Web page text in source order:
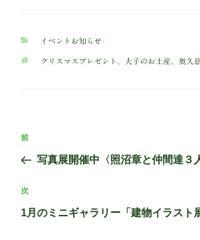
カ
ゴ
ー
イベントお知らせ
タ
クリスマスプレゼント 、 大子のお土産、 奥久
投
ビ
ゲ
前
の
稿
前
写真展開催中〈照沼章と仲間達３
次
の
次
1月のミニギャラリー「建物イラスト